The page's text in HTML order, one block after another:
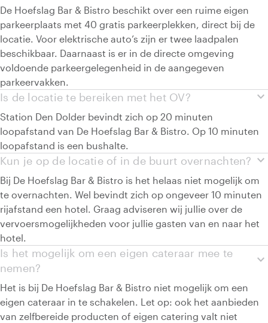
De Hoefslag Bar & Bistro beschikt over een ruime eigen
parkeerplaats met 40 gratis parkeerplekken, direct bij de
locatie. Voor elektrische auto’s zijn er twee laadpalen
beschikbaar. Daarnaast is er in de directe omgeving
voldoende parkeergelegenheid in de aangegeven
parkeervakken.
expand_more
Is de locatie te bereiken met het OV?
Station Den Dolder bevindt zich op 20 minuten
loopafstand van De Hoefslag Bar & Bistro. Op 10 minuten
loopafstand is een bushalte.
expand_more
Kun je op de locatie of in de buurt overnachten?
Bij De Hoefslag Bar & Bistro is het helaas niet mogelijk om
te overnachten. Wel bevindt zich op ongeveer 10 minuten
rijafstand een hotel. Graag adviseren wij jullie over de
vervoersmogelijkheden voor jullie gasten van en naar het
hotel.
expand_more
Is het mogelijk om een eigen cateraar mee te
nemen?
Het is bij De Hoefslag Bar & Bistro niet mogelijk om een
eigen cateraar in te schakelen. Let op: ook het aanbieden
van zelfbereide producten of eigen catering valt niet